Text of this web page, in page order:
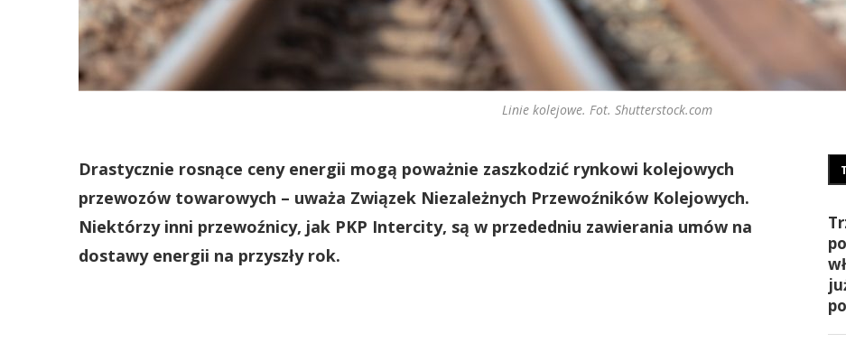
Linie kolejowe. Fot. Shutterstock.com
Drastycznie rosnące ceny energii mogą poważnie zaszkodzić rynkowi kolejowych
przewozów towarowych – uważa Związek Niezależnych Przewoźników Kolejowych.
Niektórzy inni przewoźnicy, jak PKP Intercity, są w przededniu zawierania umów na
dostawy energii na przyszły rok.